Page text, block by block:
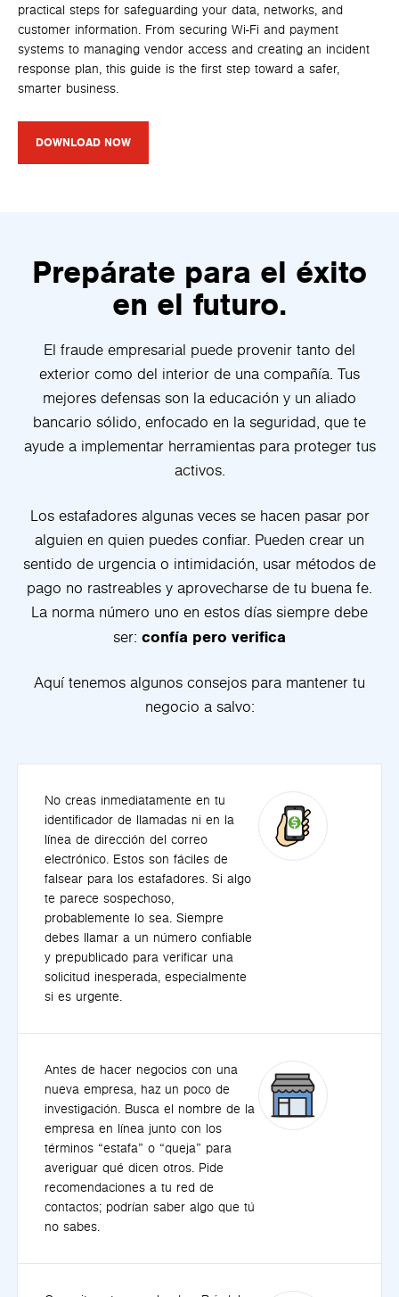
practical steps for safeguarding your data, networks, and
customer information. From securing Wi-Fi and payment
systems to managing vendor access and creating an incident
response plan, this guide is the first step toward a safer,
smarter business.
DOWNLOAD NOW
Prepárate para el éxito
en el futuro.
El fraude empresarial puede provenir tanto del
exterior como del interior de una compañía. Tus
mejores defensas son la educación y un aliado
bancario sólido, enfocado en la seguridad, que te
ayude a implementar herramientas para proteger tus
activos.
Los estafadores algunas veces se hacen pasar por
alguien en quien puedes confiar. Pueden crear un
sentido de urgencia o intimidación, usar métodos de
pago no rastreables y aprovecharse de tu buena fe.
La norma número uno en estos días siempre debe
ser: confía pero verifica
Aquí tenemos algunos consejos para mantener tu
negocio a salvo:
No creas inmediatamente en tu
identificador de llamadas ni en la
línea de dirección del correo
electrónico. Estos son fáciles de
falsear para los estafadores. Si algo
te parece sospechoso,
probablemente lo sea. Siempre
debes llamar a un número confiable
y prepublicado para verificar una
solicitud inesperada, especialmente
si es urgente.
Antes de hacer negocios con una
nueva empresa, haz un poco de
investigación. Busca el nombre de la
empresa en línea junto con los
términos “estafa” o “queja” para
averiguar qué dicen otros. Pide
recomendaciones a tu red de
contactos; podrían saber algo que tú
no sabes.